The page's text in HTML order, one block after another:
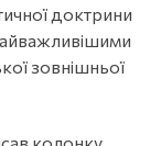
доктрини
зовнішньої